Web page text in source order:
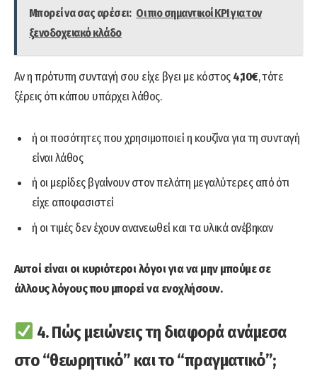
Μπορεί να σας αρέσει: Οι πιο σημαντικοί KPI για τον
ξενοδοχειακό κλάδο
Αν η πρότυπη συνταγή σου είχε βγει με κόστος4,10€, τότε
ξέρεις ότι κάπου υπάρχει λάθος.
ή οι ποσότητες που χρησιμοποιεί η κουζίνα για τη συνταγή
είναι λάθος
ή οι μερίδες βγαίνουν στον πελάτη μεγαλύτερες από ότι
είχε αποφασιστεί
ή οι τιμές δεν έχουν ανανεωθεί και τα υλικά ανέβηκαν
Αυτοί είναι οι κυριότεροι λόγοι για να μην μπούμε σε
άλλους λόγους που μπορεί να ενοχλήσουν.
4. Πώς μειώνεις τη διαφορά ανάμεσα
στο “θεωρητικό” και το “πραγματικό”;